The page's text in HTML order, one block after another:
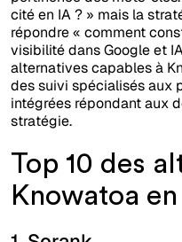
cité en IA ? » mais la
répondre « comment
visibilité dans Google et
alternatives capables à
des suivi spécialisés aux
intégrées répondant aux
stratégie.
Top 10 des
Knowatoa